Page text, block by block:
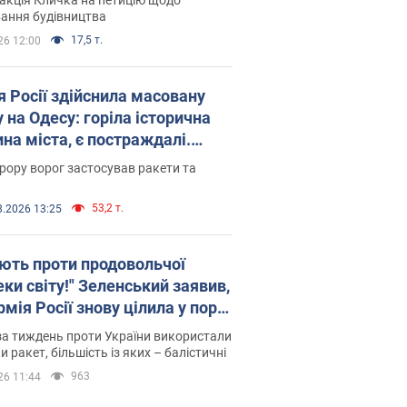
вірянина"
будівництва
12:00 17,5 т.
Росії здійснила масовану
на Одесу: горіла історична
міста, є постраждалі.
відео
ворог застосував ракети та
13:25 53,2 т.
проти продовольчої
світу!" Зеленський заявив,
Росії знову цілила у порт
тиждень проти України використали
ракет, більшість із яких – балістичні
11:44 963